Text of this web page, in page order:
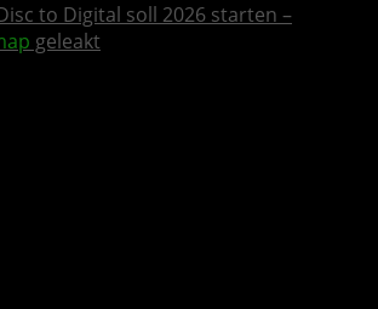
to Digital soll 2026 starten –
geleakt